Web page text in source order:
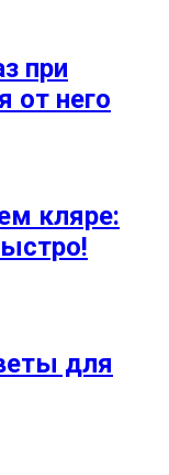
при
от него
кляре:
для